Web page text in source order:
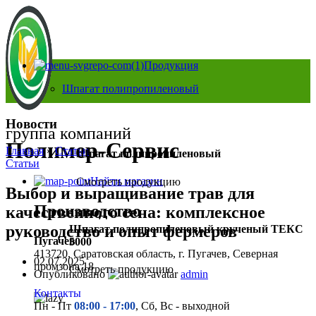
группа компаний
Полимер-Сервис
Найти магазин
Производство
Пугачев
413720, Саратовская область, г. Пугачев, Северная
промзона 18
Контакты
Пн - Пт 08:00 - 17:00, Сб, Вс - выходной
Продукция
Шпагат полипропиленовый
Шпагат полипропиленовый
Смотреть продукцию
Шпагат полипропиленовый крученый ТЕКС
5000
Смотреть продукцию
Новости
Главная»Статьи»
Статьи
Выбор и выращивание трав для
качественного сена: комплексное
руководство и опыт фермеров
02.07.2025
Опубликовано
admin